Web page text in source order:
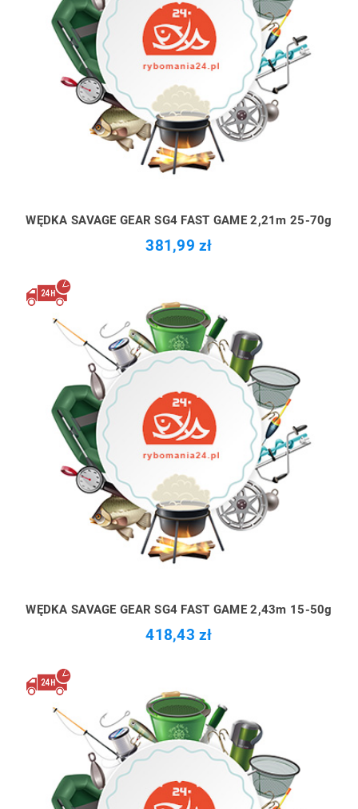
WĘDKA SAVAGE GEAR SG4 FAST GAME 2,21m 25-70g
381,99 zł
WĘDKA SAVAGE GEAR SG4 FAST GAME 2,43m 15-50g
418,43 zł